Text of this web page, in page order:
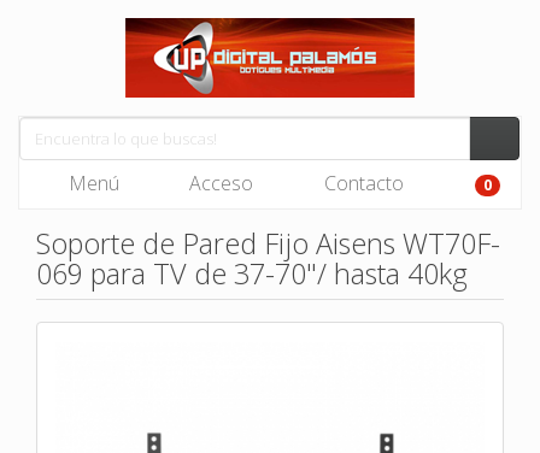
Menú Acceso Contacto 0
Soporte de Pared Fijo Aisens WT70F-
069 para TV de 37-70"/ hasta 40kg